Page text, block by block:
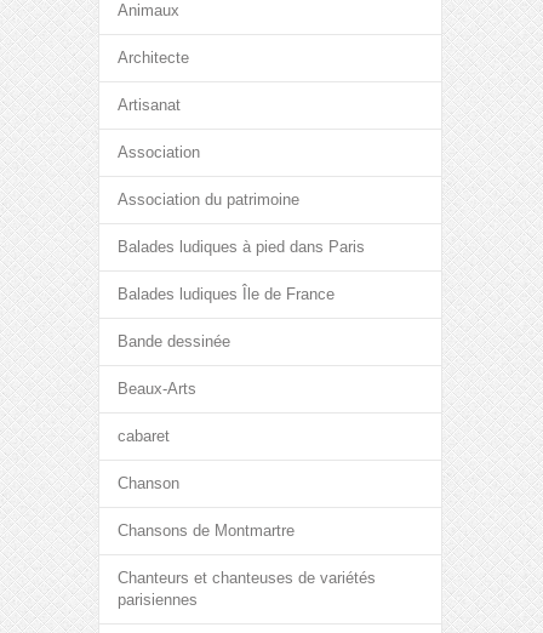
Animaux
Architecte
Artisanat
Association
Association du patrimoine
Balades ludiques à pied dans Paris
Balades ludiques Île de France
Bande dessinée
Beaux-Arts
cabaret
Chanson
Chansons de Montmartre
Chanteurs et chanteuses de variétés
parisiennes